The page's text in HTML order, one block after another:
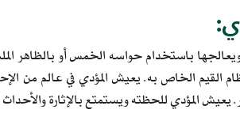
باستخدام حواسه الخمس أو بالظاهر
القيم الخاص به. يعيش المؤدي في عالم من
المؤدي للحظته ويستمتع بالإثارة